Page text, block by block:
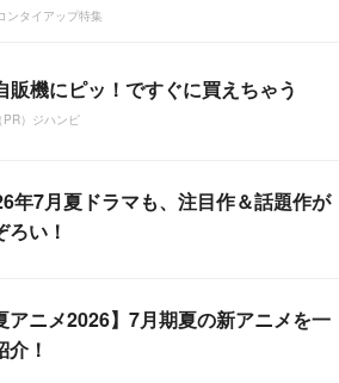
ンタイアップ特集
販機にピッ！ですぐに買えちゃう
（PR）ジハンピ
年7月夏ドラマも、注目作＆話題作が
ろい！
アニメ2026】7月期夏の新アニメを一
介！